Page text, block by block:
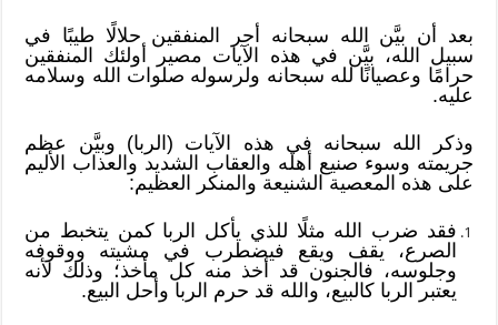
بعد أن بيَّن الله سبحانه أجر المنفقين حلالًا طيبًا في
سبيل الله، بيَّن في هذه الآيات مصير أولئك المنفقين
حرامًا وعصيانًا لله سبحانه ولرسوله صلوات الله وسلامه
عليه.
وذكر الله سبحانه في هذه الآيات (الربا) وبيَّن عظم
جريمته وسوء صنيع أهله والعقاب الشديد والعذاب الأليم
على هذه المعصية الشنيعة والمنكر العظيم:
فقد ضرب الله مثلًا للذي يأكل الربا كمن يتخبط من
الصرع، يقف ويقع فيضطرب في مشيته ووقوفه
وجلوسه، فالجنون قد أخذ منه كل مأخذ؛ وذلك لأنه
يعتبر الربا كالبيع، والله قد حرم الربا وأحل البيع.